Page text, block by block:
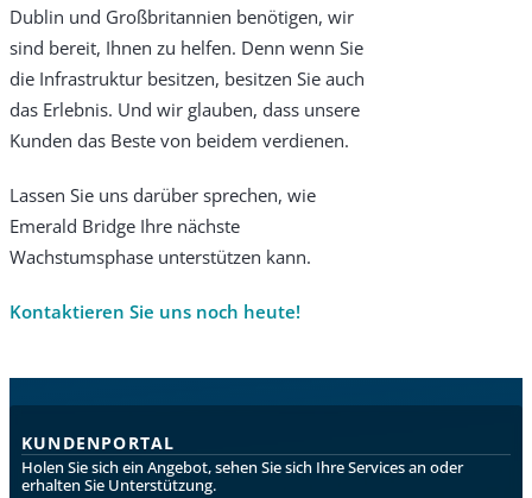
Dublin und Großbritannien benötigen, wir
sind bereit, Ihnen zu helfen. Denn wenn Sie
die Infrastruktur besitzen, besitzen Sie auch
das Erlebnis. Und wir glauben, dass unsere
Kunden das Beste von beidem verdienen.
Lassen Sie uns darüber sprechen, wie
Emerald Bridge Ihre nächste
Wachstumsphase unterstützen kann.
Kontaktieren Sie uns noch heute!
KUNDENPORTAL
Holen Sie sich ein Angebot, sehen Sie sich Ihre Services an oder
erhalten Sie Unterstützung.